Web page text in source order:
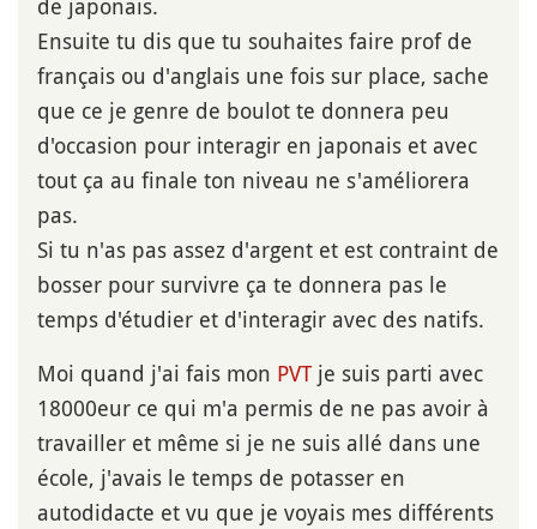
de japonais.
Ensuite tu dis que tu souhaites faire prof de
français ou d'anglais une fois sur place, sache
que ce je genre de boulot te donnera peu
d'occasion pour interagir en japonais et avec
tout ça au finale ton niveau ne s'améliorera
pas.
Si tu n'as pas assez d'argent et est contraint de
bosser pour survivre ça te donnera pas le
temps d'étudier et d'interagir avec des natifs.
Moi quand j'ai fais mon PVTje suis parti avec
18000eur ce qui m'a permis de ne pas avoir à
travailler et même si je ne suis allé dans une
école, j'avais le temps de potasser en
autodidacte et vu que je voyais mes différents